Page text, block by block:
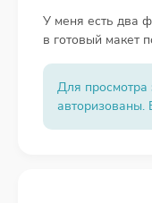
У меня есть два
в готовый макет
центральный
Второй файл это
которое должно
Для
авторизованы.